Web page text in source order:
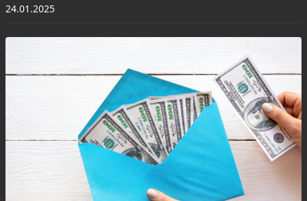
24.01.2025